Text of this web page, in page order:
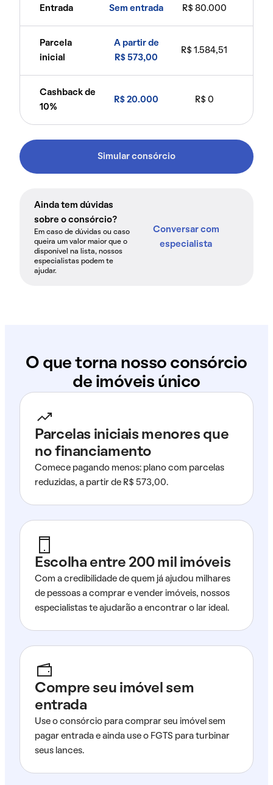
Entrada Sem entrada R$ 80.000
Parcela
inicial
A partir de
R$ 573,00
R$ 1.584,51
Cashback de
10%
R$ 20.000 R$ 0
Simular consórcio
Ainda tem dúvidas
sobre o consórcio?
Em caso de dúvidas ou caso
queira um valor maior que o
disponível na lista, nossos
especialistas podem te
ajudar.
Conversar com
especialista
O que torna nosso consórcio
de imóveis único
Parcelas iniciais menores que
no financiamento
Comece pagando menos: plano com parcelas
reduzidas, a partir de R$ 573,00.
Escolha entre 200 mil imóveis
Com a credibilidade de quem já ajudou milhares
de pessoas a comprar e vender imóveis, nossos
especialistas te ajudarão a encontrar o lar ideal.
Compre seu imóvel sem
entrada
Use o consórcio para comprar seu imóvel sem
pagar entrada e ainda use o FGTS para turbinar
seus lances.